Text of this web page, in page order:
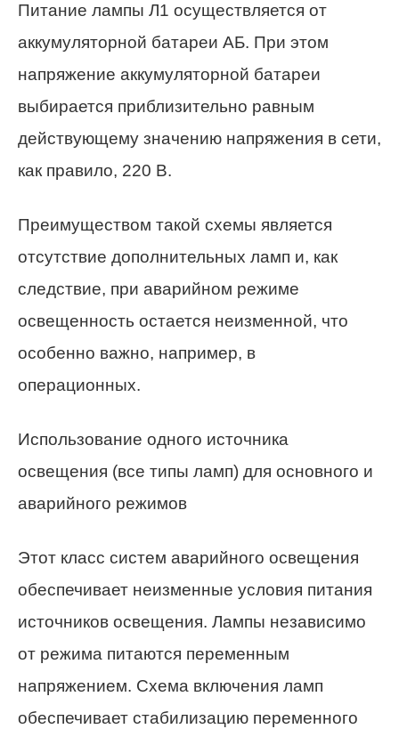
Питание лампы Л1 осуществляется от
аккумуляторной батареи АБ. При этом
напряжение аккумуляторной батареи
выбирается приблизительно равным
действующему значению напряжения в сети,
как правило, 220 В.
Преимуществом такой схемы является
отсутствие дополнительных ламп и, как
следствие, при аварийном режиме
освещенность остается неизменной, что
особенно важно, например, в
операционных.
Использование одного источника
освещения (все типы ламп) для основного и
аварийного режимов
Этот класс систем аварийного освещения
обеспечивает неизменные условия питания
источников освещения. Лампы независимо
от режима питаются переменным
напряжением. Схема включения ламп
обеспечивает стабилизацию переменного